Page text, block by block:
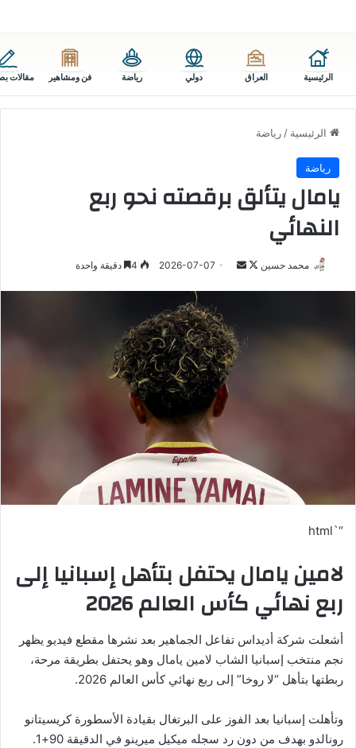
الرئيسية العراق دولي رياضة فن ومشاهير مقالات
الرئيسية / رياضة
رياضة
يامال يتألق برقصته نحو ربع
النهائي
محمد حسين
تابعأرسل
إلكترونيا
2026-07-07 دقيقة واحدة
“`html
لامين يامال يحتفل بتأهل إسبانيا إلى
ربع نهائي كأس العالم 2026
أشعلت شركة أديداس تفاعل الجماهير بعد نشرها مقطع فيديو يظهر
نجم منتخب إسبانيا الشاب لامين يامال وهو يحتفل بطريقة مرحة،
ربطتها بتأهل “لا روخا” إلى ربع نهائي كأس العالم 2026.
وتأهلت إسبانيا بعد الفوز على البرتغال بقيادة الأسطورة كريسيتانو
رونالدو بهدف من دون رد سجله ميكيل ميرينو في الدقيقة 90+1.